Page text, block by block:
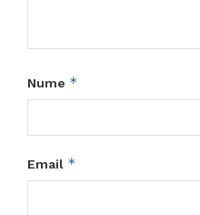
Nume *
Email *